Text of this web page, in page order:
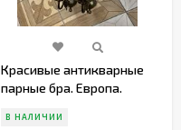
Красивые антикварные
парные бра. Европа.
В НАЛИЧИИ